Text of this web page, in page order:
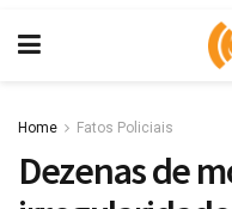
Home Fatos Policiais
Dezenas de